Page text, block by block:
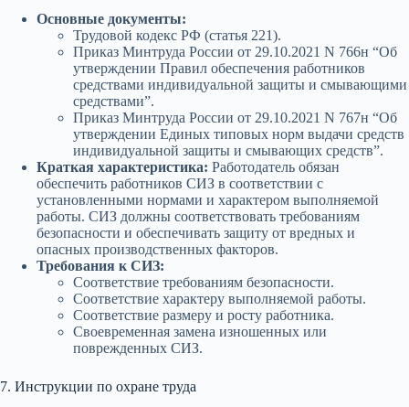
Основные документы:
Трудовой кодекс РФ (статья 221).
Приказ Минтруда России от 29.10.2021 N 766н “Об
утверждении Правил обеспечения работников
средствами индивидуальной защиты и смывающими
средствами”.
Приказ Минтруда России от 29.10.2021 N 767н “Об
утверждении Единых типовых норм выдачи средств
индивидуальной защиты и смывающих средств”.
Краткая характеристика: Работодатель обязан
обеспечить работников СИЗ в соответствии с
установленными нормами и характером выполняемой
работы. СИЗ должны соответствовать требованиям
безопасности и обеспечивать защиту от вредных и
опасных производственных факторов.
Требования к СИЗ:
Соответствие требованиям безопасности.
Соответствие характеру выполняемой работы.
Соответствие размеру и росту работника.
Своевременная замена изношенных или
поврежденных СИЗ.
7. Инструкции по охране труда